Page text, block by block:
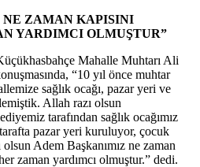
ZAMAN KAPISINI
YARDIMCI OLMUŞTUR”
Mahalle Muhtarı Ali
“10 yıl önce muhtar
sağlık ocağı, pazar yeri ve
Allah razı olsun
tarafından sağlık ocağımız
pazar yeri kuruluyor, çocuk
olsun Adem Başkanımız ne zaman
zaman yardımcı olmuştur.” dedi.